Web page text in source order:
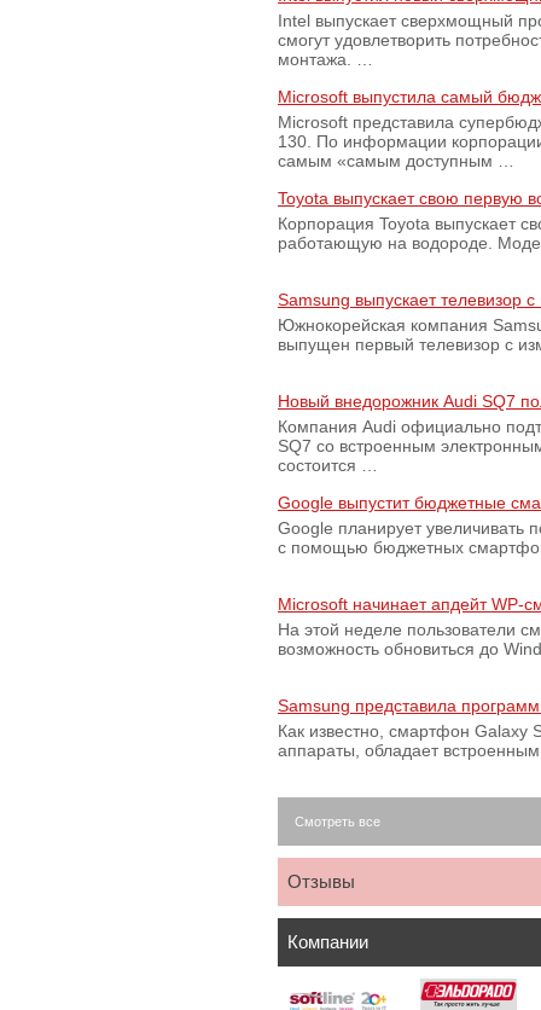
Intel выпускает сверхмощный
смогут удовлетворить
монтажа. …
Microsoft выпустила самый
Microsoft представила
130. По информации
самым «самым доступным …
Toyota выпускает свою первую
Корпорация Toyota выпускает
работающую на водороде.
Samsung выпускает телевизор
Южнокорейская компания
выпущен первый телевизор с
Новый внедорожник Audi SQ7
Компания Audi официально
SQ7 со встроенным
состоится …
Google выпустит бюджетные
Google планирует увеличивать
с помощью бюджетных
Microsoft начинает апдейт WP-
На этой неделе пользователи
возможность обновиться до
Samsung представила
Как известно, смартфон Galaxy
аппараты, обладает
Смотреть все
Отзывы
Компании